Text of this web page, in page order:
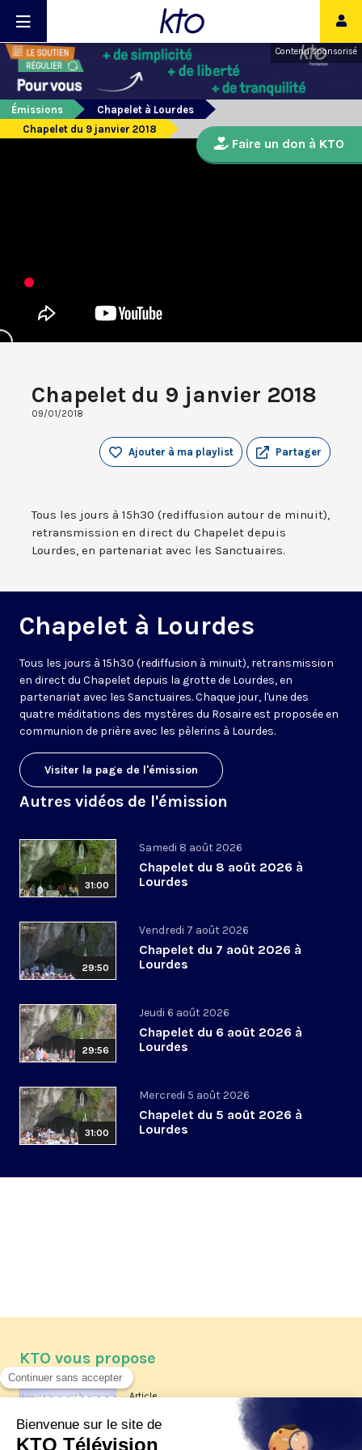
Contenu sponsorisé
Émissions
Chapelet à Lourdes
Chapelet du 9 janvier 2018
Chapelet du 9 janvier 2018
09/01/2018
Partager
Ajouter à ma playlist
Tous les jours à 15h30 (rediffusion autour de minuit),
retransmission en direct du Chapelet depuis
Lourdes, en partenariat avec les Sanctuaires.
Chapelet à Lourdes
Tous les jours à 15h30 (rediffusion à minuit), retransmission
en direct du Chapelet depuis la grotte de Lourdes, en
partenariat avec les Sanctuaires. Chaque jour, l'une des
quatre méditations des mystères du Rosaire est proposée en
communion de prière avec les pèlerins à Lourdes.
Visiter la page de l'émission
Autres vidéos de l'émission
31:00
Samedi 8 août 2026
Chapelet du 8 août 2026 à
Lourdes
29:50
Vendredi 7 août 2026
Chapelet du 7 août 2026 à
Lourdes
29:56
Jeudi 6 août 2026
Chapelet du 6 août 2026 à
Lourdes
31:00
Mercredi 5 août 2026
Chapelet du 5 août 2026 à
Lourdes
Faire un don à KTO
KTO vous propose
Article
Les reportages d'été 2026 de KTO